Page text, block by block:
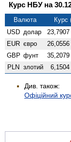
Курс НБУ на
Валюта
Курс
USD долар 23,7907
EUR євро 26,0556
GBP фунт 35,2079
PLN злотий 6,1504
Див. також:
Офіційний